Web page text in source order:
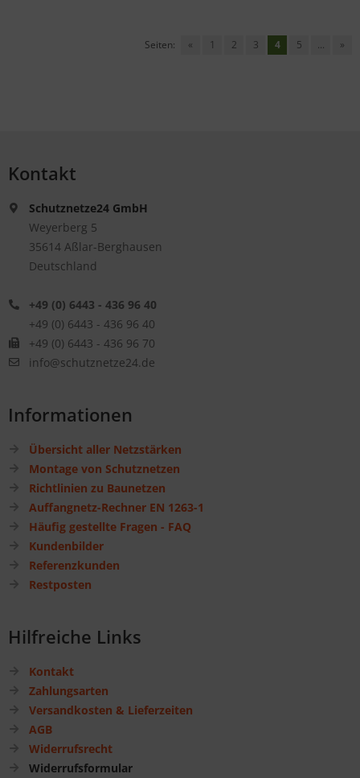
Seiten: « 1 2 3 4 5 ... »
Kontakt
Schutznetze24 GmbH
Weyerberg 5
35614 Aßlar-Berghausen
Deutschland
+49 (0) 6443 - 436 96 40
+49 (0) 6443 - 436 96 40
+49 (0) 6443 - 436 96 70
info@schutznetze24.de
Informationen
Übersicht aller Netzstärken
Montage von Schutznetzen
Richtlinien zu Baunetzen
Auffangnetz-Rechner EN 1263-1
Häufig gestellte Fragen - FAQ
Kundenbilder
Referenzkunden
Restposten
Hilfreiche Links
Kontakt
Zahlungsarten
Versandkosten & Lieferzeiten
AGB
Widerrufsrecht
Widerrufsformular